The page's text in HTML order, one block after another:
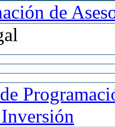
de
de